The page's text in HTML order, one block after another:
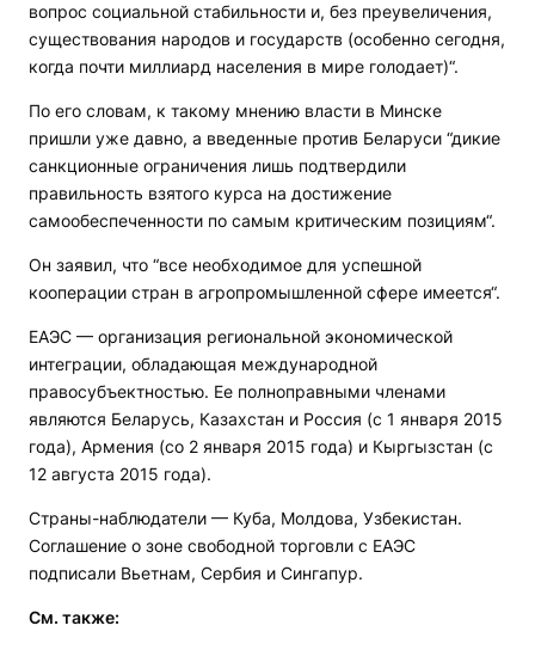
вопрос социальной стабильности и, без преувеличения,
существования народов и государств (особенно сегодня,
когда почти миллиард населения в мире голодает)“.
По его словам, к такому мнению власти в Минске
пришли уже давно, а введенные против Беларуси “дикие
санкционные ограничения лишь подтвердили
правильность взятого курса на достижение
самообеспеченности по самым критическим позициям“.
Он заявил, что “все необходимое для успешной
кооперации стран в агропромышленной сфере имеется“.
ЕАЭС — организация региональной экономической
интеграции, обладающая международной
правосубъектностью. Ее полноправными членами
являются Беларусь, Казахстан и Россия (с 1 января 2015
года), Армения (со 2 января 2015 года) и Кыргызстан (с
12 августа 2015 года).
Страны-наблюдатели — Куба, Молдова, Узбекистан.
Соглашение о зоне свободной торговли с ЕАЭС
подписали Вьетнам, Сербия и Сингапур.
См. также: